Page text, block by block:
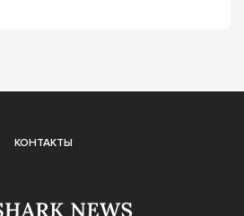
КОНТАКТЫ